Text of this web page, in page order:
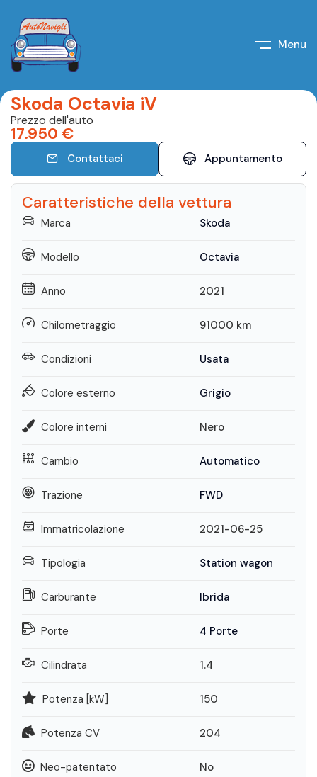
Menu
Skoda Octavia iV
Prezzo dell'auto
17.950 €
Contattaci Appuntamento
Caratteristiche della vettura
Marca Skoda
Modello Octavia
Anno 2021
Chilometraggio 91000 km
Condizioni Usata
Colore esterno Grigio
Colore interni Nero
Cambio Automatico
Trazione FWD
Immatricolazione 2021-06-25
Tipologia Station wagon
Carburante Ibrida
Porte 4 Porte
Cilindrata 1.4
Potenza [kW] 150
Potenza CV 204
Neo-patentato No